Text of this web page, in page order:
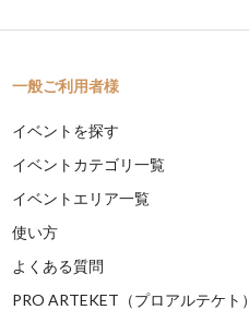
一般ご利用者様
イベントを探す
イベントカテゴリ一覧
イベントエリア一覧
使い方
よくある質問
PRO ARTEKET（プロアルテケト）